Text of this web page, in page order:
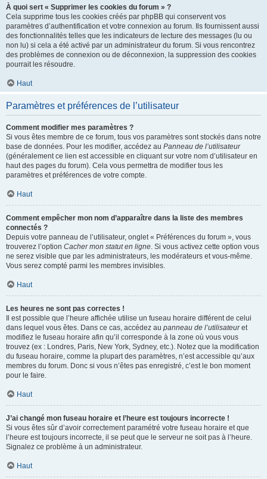
À quoi sert « Supprimer les cookies du forum » ?
Cela supprime tous les cookies créés par phpBB qui conservent vos
paramètres d’authentification et votre connexion au forum. Ils fournissent aussi
des fonctionnalités telles que les indicateurs de lecture des messages (lu ou
non lu) si cela a été activé par un administrateur du forum. Si vous rencontrez
des problèmes de connexion ou de déconnexion, la suppression des cookies
pourrait les résoudre.
Haut
Paramètres et préférences de l’utilisateur
Comment modifier mes paramètres ?
Si vous êtes membre de ce forum, tous vos paramètres sont stockés dans notre
base de données. Pour les modifier, accédez au Panneau de l’utilisateur
(généralement ce lien est accessible en cliquant sur votre nom d’utilisateur en
haut des pages du forum). Cela vous permettra de modifier tous les
paramètres et préférences de votre compte.
Haut
Comment empêcher mon nom d’apparaître dans la liste des membres
connectés ?
Depuis votre panneau de l’utilisateur, onglet « Préférences du forum », vous
trouverez l’option Cacher mon statut en ligne. Si vous activez cette option vous
ne serez visible que par les administrateurs, les modérateurs et vous-même.
Vous serez compté parmi les membres invisibles.
Haut
Les heures ne sont pas correctes !
Il est possible que l’heure affichée utilise un fuseau horaire différent de celui
dans lequel vous êtes. Dans ce cas, accédez au panneau de l’utilisateuret
modifiez le fuseau horaire afin qu’il corresponde à la zone où vous vous
trouvez (ex : Londres, Paris, New York, Sydney, etc.). Notez que la modification
du fuseau horaire, comme la plupart des paramètres, n’est accessible qu’aux
membres du forum. Donc si vous n’êtes pas enregistré, c’est le bon moment
pour le faire.
Haut
J’ai changé mon fuseau horaire et l’heure est toujours incorrecte !
Si vous êtes sûr d’avoir correctement paramétré votre fuseau horaire et que
l’heure est toujours incorrecte, il se peut que le serveur ne soit pas à l’heure.
Signalez ce problème à un administrateur.
Haut